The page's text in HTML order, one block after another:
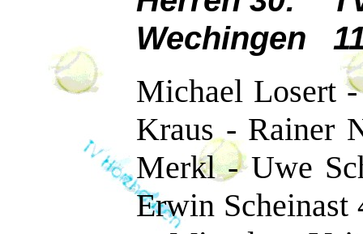
Wechingen
Michael Losert
Kraus - Rainer
Merkl - Uwe
Erwin Scheinast